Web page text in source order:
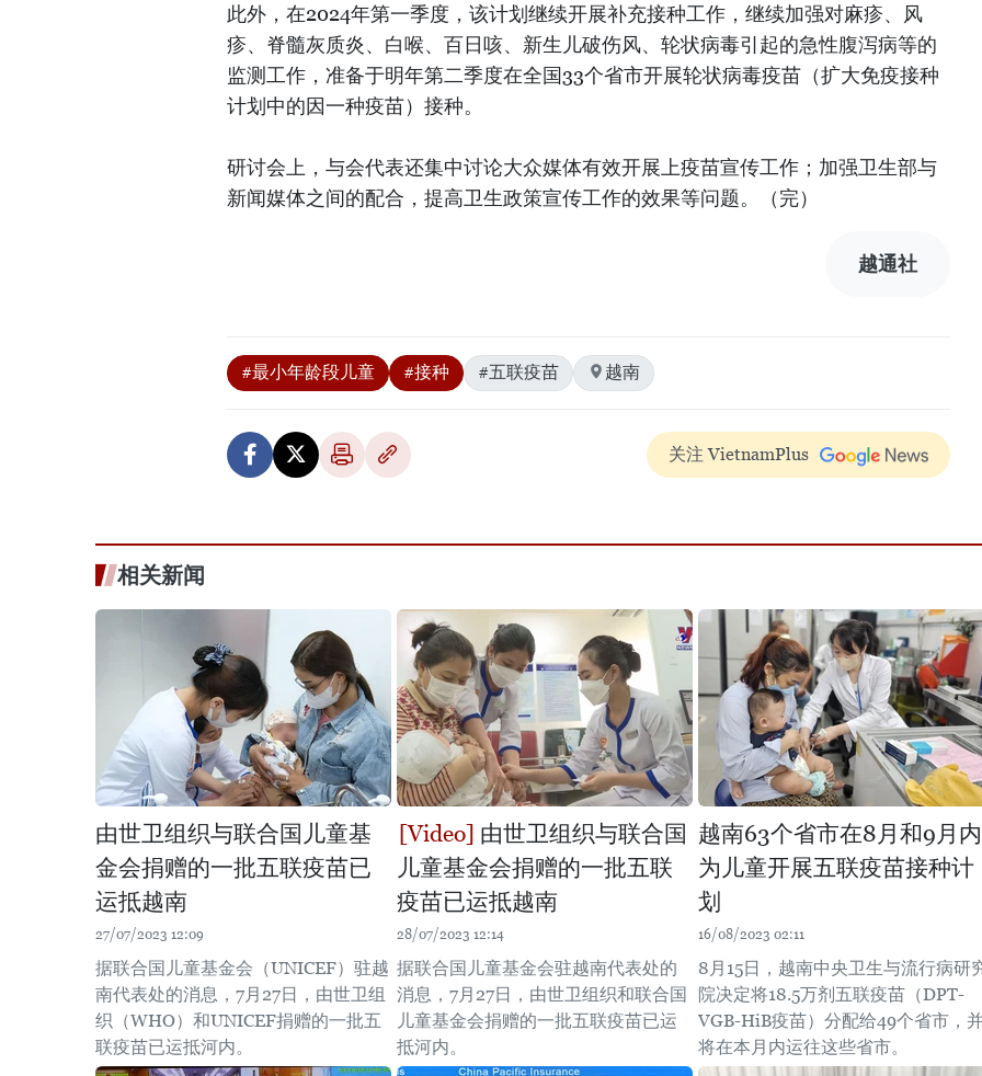
此外，在2024年第一季度，该计划继续开展补充接种工作，继续加强对麻疹、风
疹、脊髓灰质炎、白喉、百日咳、新生儿破伤风、轮状病毒引起的急性腹泻病等的
监测工作，准备于明年第二季度在全国33个省市开展轮状病毒疫苗（扩大免疫接种
计划中的因一种疫苗）接种。
研讨会上，与会代表还集中讨论大众媒体有效开展上疫苗宣传工作；加强卫生部与
新闻媒体之间的配合，提高卫生政策宣传工作的效果等问题。（完）
越通社
#最小年龄段儿童 #接种 #五联疫苗 越南
关注 VietnamPlus
相关新闻
由世卫组织与联合国儿童基
金会捐赠的一批五联疫苗已
运抵越南
27/07/2023 12:09
据联合国儿童基金会（UNICEF）驻越
南代表处的消息，7月27日，由世卫组
织（WHO）和UNICEF捐赠的一批五
联疫苗已运抵河内。 ​
由世卫组织与联合国
儿童基金会捐赠的一批五联
疫苗已运抵越南
28/07/2023 12:14
据联合国儿童基金会驻越南代表处的
消息，7月27日，由世卫组织和联合国
儿童基金会捐赠的一批五联疫苗已运
抵河内。
越南63个省市在8月和9月内
为儿童开展五联疫苗接种计
划
16/08/2023 02:11
8月15日，越南中央卫生与流行病研
院决定将18.5万剂五联疫苗（DPT-
VGB-HiB疫苗）分配给49个省市，
将在本月内运往这些省市。